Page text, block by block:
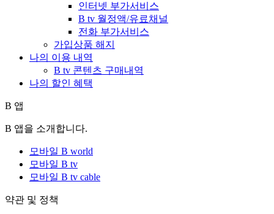
인터넷 부가서비스
B tv 월정액/유료채널
전화 부가서비스
가입상품 해지
나의 이용 내역
B tv 콘텐츠 구매내역
나의 할인 혜택
B 앱
B 앱을 소개합니다.
모바일 B world
모바일 B tv
모바일 B tv cable
약관 및 정책